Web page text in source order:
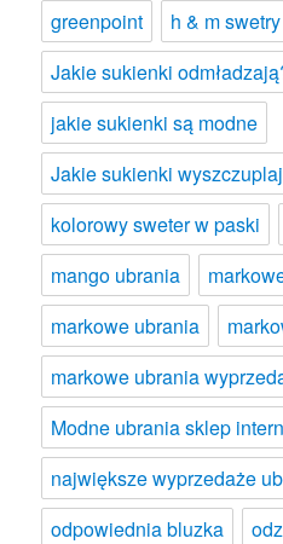
greenpoint
h & m swetry
Jakie sukienki
jakie sukienki są modne
Jakie sukienki
kolorowy sweter w paski
mango ubrania
markowe ubrania
markowe ubrania
Modne ubrania sklep
największe wyprzedaże
odpowiednia bluzka